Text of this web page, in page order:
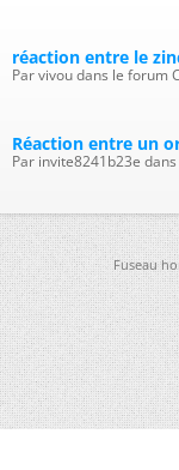
réaction entre le
Par vivou dans le forum
Réaction entre un
Par invite8241b23e
Fuseau